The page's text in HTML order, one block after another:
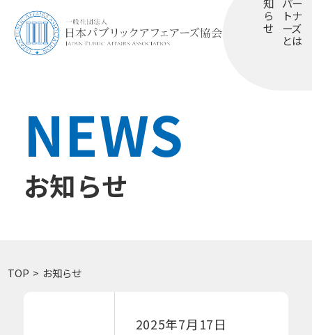
ら
せ
トナ
ーズ
とは
NEWS
お知らせ
TOP お知らせ
2025年7月17日